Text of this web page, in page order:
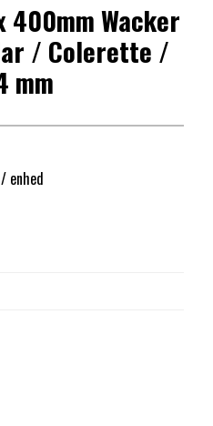
400mm Wacker
/ Colerette /
mm
/ enhed